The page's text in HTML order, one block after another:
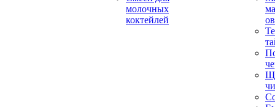
молочных
коктейлей